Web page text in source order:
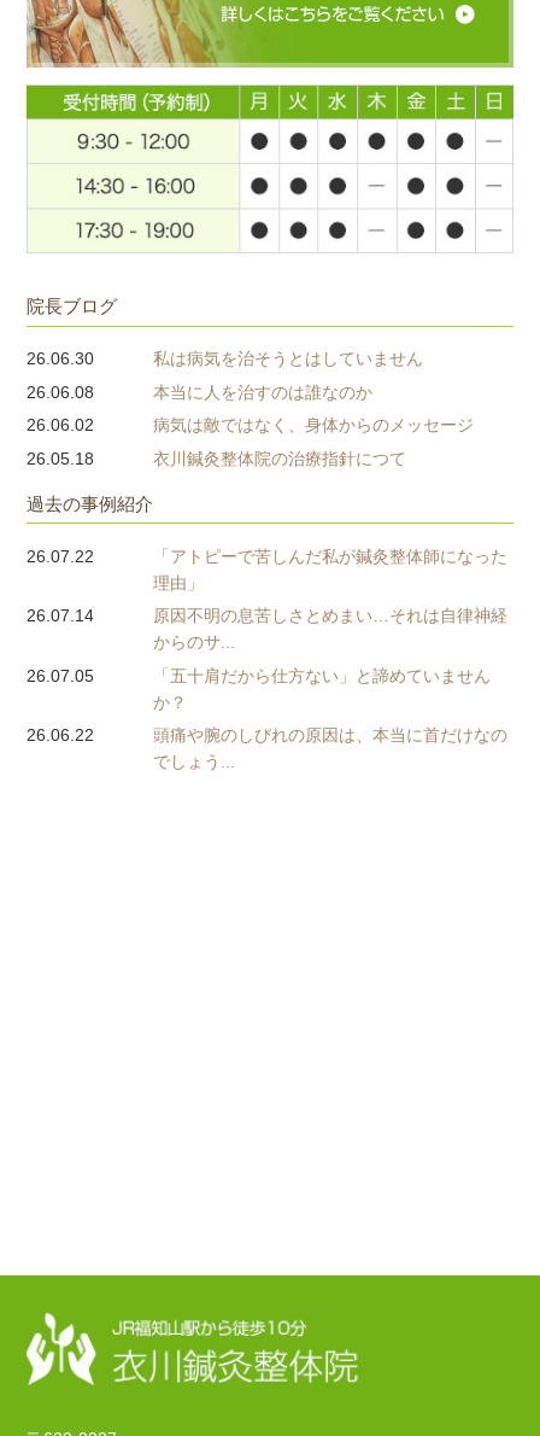
院長ブログ
26.06.30
私は病気を治そうとはしていません
26.06.08
本当に人を治すのは誰なのか
26.06.02
病気は敵ではなく、身体からのメッセージ
26.05.18
衣川鍼灸整体院の治療指針につて
過去の事例紹介
26.07.22
「アトピーで苦しんだ私が鍼灸整体師になった
理由」
26.07.14
原因不明の息苦しさとめまい…それは自律神経
からのサ...
26.07.05
「五十肩だから仕方ない」と諦めていません
か？
26.06.22
頭痛や腕のしびれの原因は、本当に首だけなの
でしょう...